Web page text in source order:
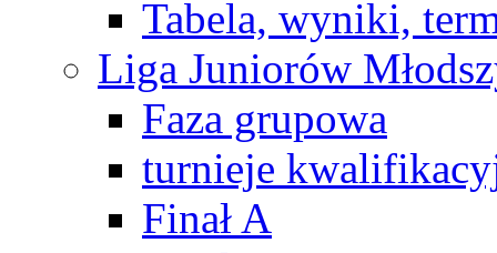
Tabela, wyniki,
Liga Juniorów
Faza grupowa
turnieje
Finał A